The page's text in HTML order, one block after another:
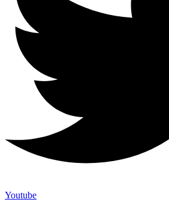
Youtube